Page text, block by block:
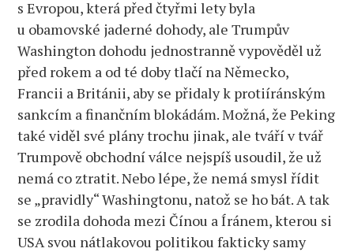
s Evropou, která před čtyřmi lety byla
u obamovské jaderné dohody, ale Trumpův
Washington dohodu jednostranně vypověděl už
před rokem a od té doby tlačí na Německo,
Francii a Británii, aby se přidaly k protiíránským
sankcím a finančním blokádám. Možná, že Peking
také viděl své plány trochu jinak, ale tváří v tvář
Trumpově obchodní válce nejspíš usoudil, že už
nemá co ztratit. Nebo lépe, že nemá smysl řídit
se „pravidly“ Washingtonu, natož se ho bát. A tak
se zrodila dohoda mezi Čínou a Íránem, kterou si
USA svou nátlakovou politikou fakticky samy